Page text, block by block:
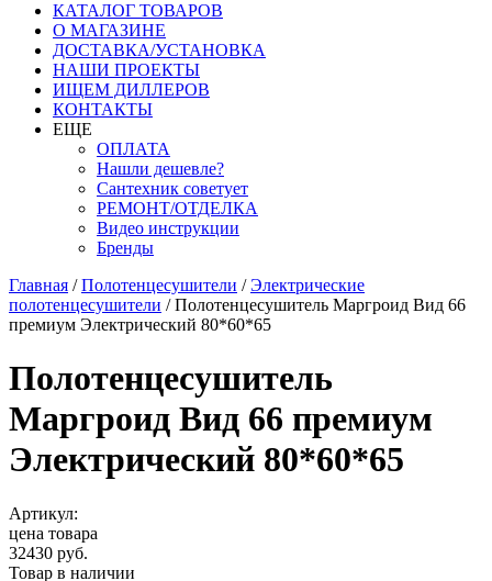
КАТАЛОГ ТОВАРОВ
О МАГАЗИНЕ
ДОСТАВКА/УСТАНОВКА
НАШИ ПРОЕКТЫ
ИЩЕМ ДИЛЛЕРОВ
КОНТАКТЫ
ЕЩЕ
ОПЛАТА
Нашли дешевле?
Сантехник советует
РЕМОНТ/ОТДЕЛКА
Видео инструкции
Бренды
Главная /Полотенцесушители /Электрические
полотенцесушители /Полотенцесушитель Маргроид Вид 66
премиум Электрический 80*60*65
Полотенцесушитель
Маргроид Вид 66 премиум
Электрический 80*60*65
Артикул:
цена товара
32430 руб.
Товар в наличии